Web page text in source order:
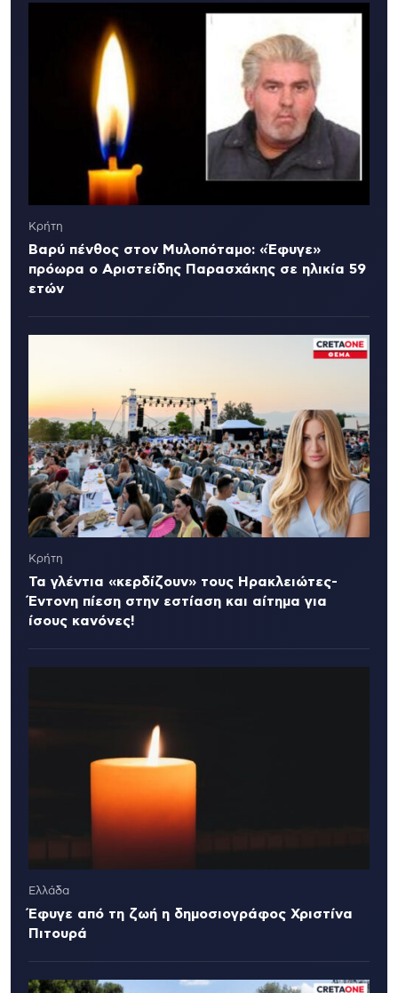
Κρήτη
Βαρύ πένθος στον Μυλοπόταμο: «Έφυγε»
πρόωρα ο Αριστείδης Παρασχάκης σε ηλικία 59
ετών
Κρήτη
Τα γλέντια «κερδίζουν» τους Ηρακλειώτες-
Έντονη πίεση στην εστίαση και αίτημα για
ίσους κανόνες!
Ελλάδα
Έφυγε από τη ζωή η δημοσιογράφος Χριστίνα
Πιτουρά